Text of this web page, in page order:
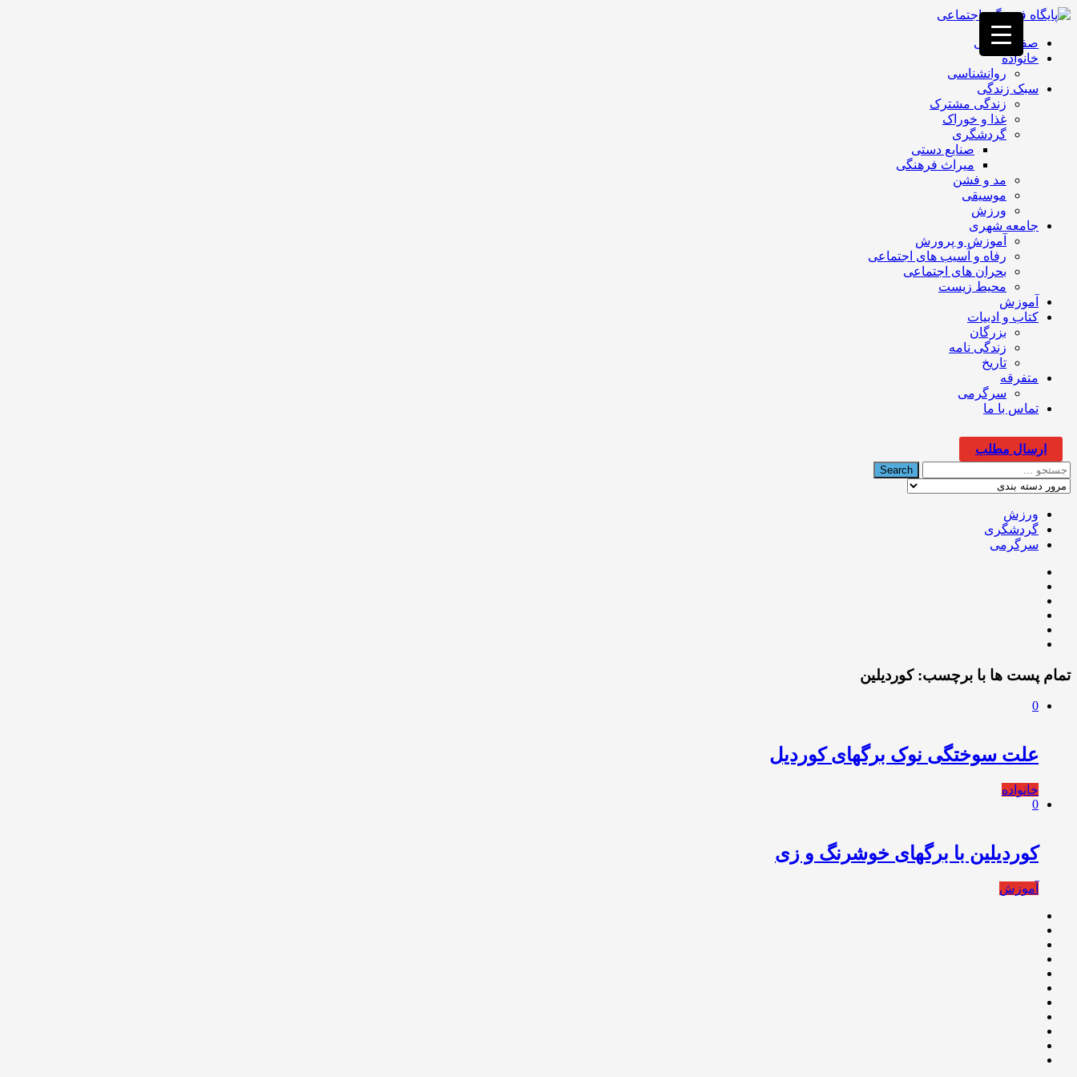
فصد
غرب
تهران
خشکشویی
تصفیه
تهران
صفحه اصلی
خانواده
روانشناسی
سبک زندگی
زندگی مشترک
غذا و خوراک
گردشگری
صنایع دستی
میراث فرهنگی
مد و فشن
موسیقی
ورزش
جامعه شهری
آموزش و پرورش
رفاه و آسیب های اجتماعی
بحران های اجتماعی
محیط زیست
آموزش
کتاب و ادبیات
بزرگان
زندگی نامه
تاریخ
متفرقه
سرگرمی
تماس با ما
ارسال مطلب
ورزش
گردشگری
سرگرمی
تمام پست ها با برچسب:کوردیلین
0
علت سوختگی نوک برگهای کوردیل
خانواده
0
کوردیلین با برگهای خوشرنگ و زی
آموزش